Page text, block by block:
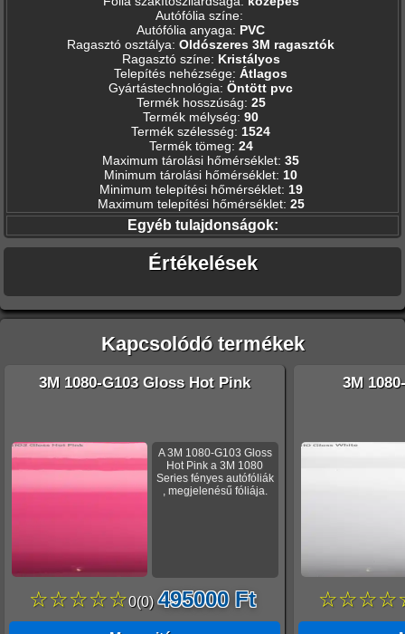
Autófólia színe:
Autófólia anyaga: PVC
Ragasztó osztálya: Oldószeres 3M ragasztók
Ragasztó színe: Kristályos
Telepítés nehézsége: Átlagos
Gyártástechnológia: Öntött pvc
Termék hosszúság: 25
Termék mélység: 90
Termék szélesség: 1524
Termék tömeg: 24
Maximum tárolási hőmérséklet: 35
Minimum tárolási hőmérséklet: 10
Minimum telepítési hőmérséklet: 19
Maximum telepítési hőmérséklet: 25
Egyéb tulajdonságok:
Értékelések
Kapcsolódó termékek
3M 1080-G103 Gloss Hot Pink
A 3M 1080-G103 Gloss
Hot Pink a 3M 1080
Series fényes autófóliák
, megjelenésű fóliája.
☆☆☆☆☆0(0) 495000 Ft
3M